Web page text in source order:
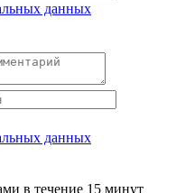
данных
данных
в течение 15 минут